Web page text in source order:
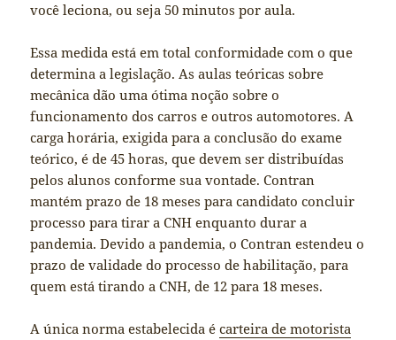
você leciona, ou seja 50 minutos por aula.
Essa medida está em total conformidade com o que
determina a legislação. As aulas teóricas sobre
mecânica dão uma ótima noção sobre o
funcionamento dos carros e outros automotores. A
carga horária, exigida para a conclusão do exame
teórico, é de 45 horas, que devem ser distribuídas
pelos alunos conforme sua vontade. Contran
mantém prazo de 18 meses para candidato concluir
processo para tirar a CNH enquanto durar a
pandemia. Devido a pandemia, o Contran estendeu o
prazo de validade do processo de habilitação, para
quem está tirando a CNH, de 12 para 18 meses.
A única norma estabelecida écarteira de motorista